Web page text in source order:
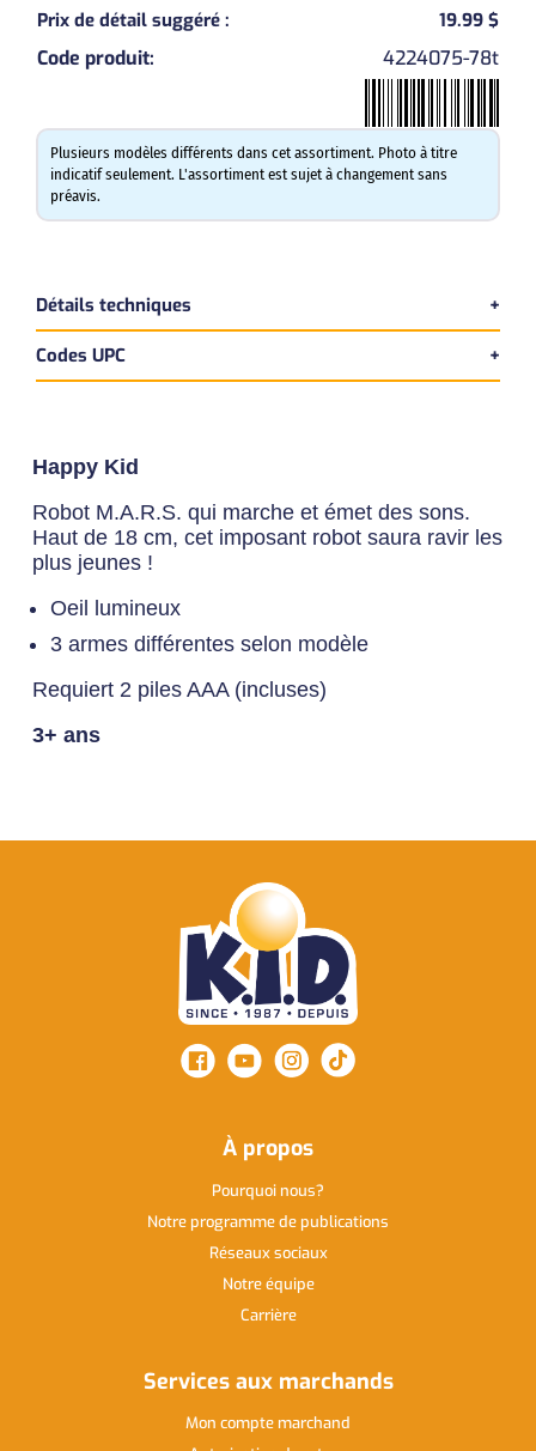
Prix de détail suggéré : 19.99 $
Code produit: 4224075-78t
Plusieurs modèles différents dans cet assortiment. Photo à titre
indicatif seulement. L'assortiment est sujet à changement sans
préavis.
Détails techniques
Version bilingue
Hauteur:
Poids:
0 kg
Codes UPC
UPC Master
10672552407575
Happy Kid
Robot M.A.R.S. qui marche et émet des sons.
Haut de 18 cm, cet imposant robot saura ravir les
plus jeunes !
Oeil lumineux
3 armes différentes selon modèle
Requiert 2 piles AAA (incluses)
3+ ans
À propos
Pourquoi nous
Notre programme de publications
Réseaux sociaux
Notre équipe
Carrière
Services aux marchands
Mon compte marchand